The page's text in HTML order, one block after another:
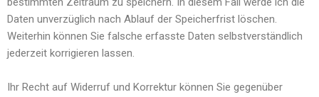
Daten unverzüglich nach Ablauf der Speicherfrist löschen.
Weiterhin können Sie falsche erfasste Daten selbstverständlich
jederzeit korrigieren lassen.
Ihr Recht auf Widerruf und Korrektur können Sie gegenüber